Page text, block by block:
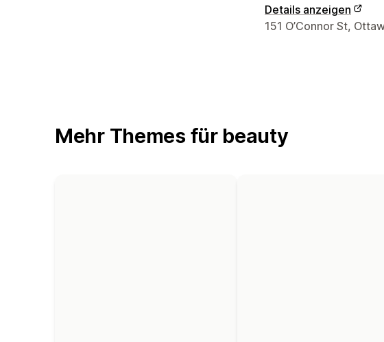
Details anzeigen
Designer-Kontaktdaten
151 O’Connor St,
Mehr Themes für beauty